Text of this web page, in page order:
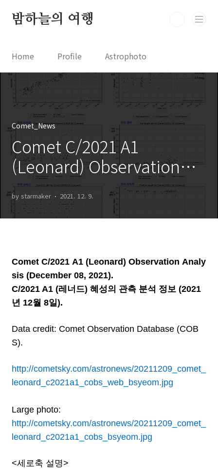
밤하늘의 여행
Home Profile Astrophoto
Astro News Comet News Astro Video
Astrophotography
Comet_News
Comet C/2021 A1
(Leonard) Observation
Analysis C/2021 A1 (레너
드) 혜성의 관측 분석 정보
by starmaker 2021. 12. 9.
Comet C/2021 A1 (Leonard) Observation Analy
sis (December 08, 2021).
C/2021 A1 (레너드) 혜성의 관측 분석 정보 (2021
년 12월 8일).
Data credit: Comet Observation Database (COB
S).
http://cometsky.com/astronews/20211209_comet_
leonard_c2021a1_cobs_web_bsyeom.jpg
Large photo:
http://cometsky.com/astronews/20211209_comet_
leonard_c2021a1_cobs_bsyeom.jpg
<세로축 설명>